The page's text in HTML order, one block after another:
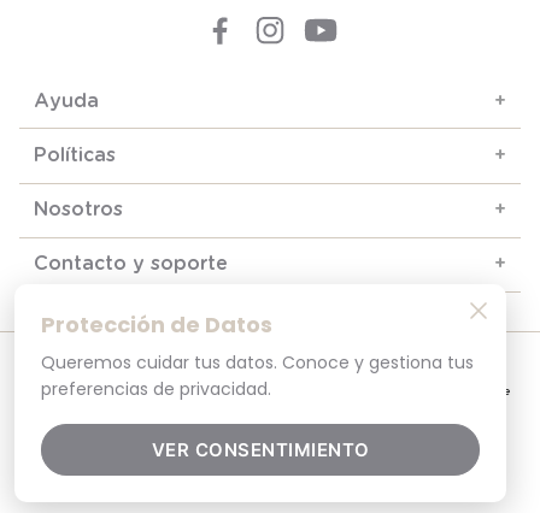
Protección de Datos
Queremos cuidar tus datos. Conoce y gestiona tus
preferencias de privacidad.
VER CONSENTIMIENTO
Ayuda +
Políticas +
Nosotros +
Contacto y soporte +
© 2025. Todos los derechos reservados
Por tu seguridad, recuerda revisar siempre en tu navegador que el sitio que
visitas sea la versión oficial. La dirección opaline.cl es la única del sitio oficial de
opaline.cl es 100% seguro.